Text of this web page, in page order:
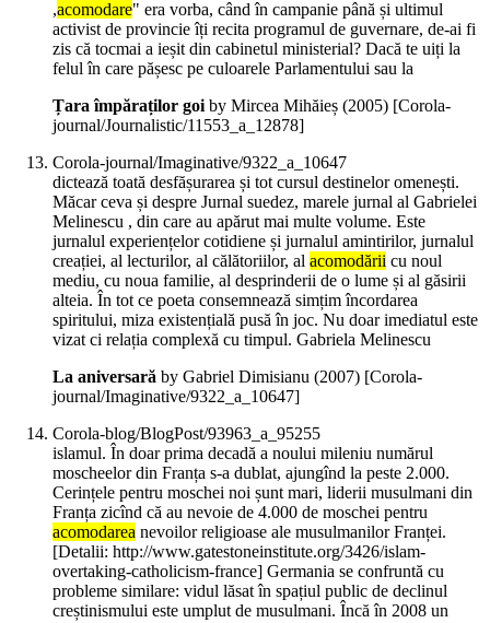
,acomodare" era vorba, când în campanie până și ultimul
activist de provincie îți recita programul de guvernare, de-ai fi
zis că tocmai a ieșit din cabinetul ministerial? Dacă te uiți la
felul în care pășesc pe culoarele Parlamentului sau la
Țara împăraților goiby Mircea Mihăieș (2005) [Corola-
journal/Journalistic/11553_a_12878]
Corola-journal/Imaginative/9322_a_10647
dictează toată desfășurarea și tot cursul destinelor omenești.
Măcar ceva și despre Jurnal suedez, marele jurnal al Gabrielei
Melinescu , din care au apărut mai multe volume. Este
jurnalul experiențelor cotidiene și jurnalul amintirilor, jurnalul
creației, al lecturilor, al călătoriilor, al acomodării cu noul
mediu, cu noua familie, al desprinderii de o lume și al găsirii
alteia. În tot ce poeta consemnează simțim încordarea
spiritului, miza existențială pusă în joc. Nu doar imediatul este
vizat ci relația complexă cu timpul. Gabriela Melinescu
La aniversară by Gabriel Dimisianu (2007) [Corola-
journal/Imaginative/9322_a_10647]
Corola-blog/BlogPost/93963_a_95255
islamul. În doar prima decadă a noului mileniu numărul
moscheelor din Franța s-a dublat, ajungînd la peste 2.000.
Cerințele pentru moschei noi șunt mari, liderii musulmani din
Franța zicînd că au nevoie de 4.000 de moschei pentru
acomodarea nevoilor religioase ale musulmanilor Franței.
[Detalii: http://www.gatestoneinstitute.org/3426/islam-
overtaking-catholicism-france] Germania se confruntă cu
probleme similare: vidul lăsat în spațiul public de declinul
creștinismului este umplut de musulmani. Încă în 2008 un